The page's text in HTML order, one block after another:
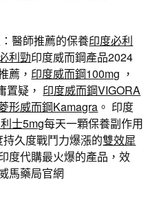
醫師推薦的保養印度必利
利勁印度威而鋼產品2024
薦， 印度威而鋼100mg ，
置疑， 印度威而鋼VIGORA
形威而鋼Kamagra 。 印度
士5mg每天一顆保養副作用
久度戰鬥力爆漲的雙效犀
度代購最火爆的產品，效
馬藥局官網